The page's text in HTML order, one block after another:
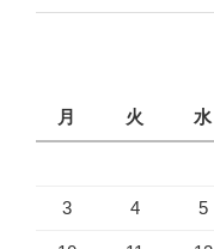
月
火 水
3 4 5